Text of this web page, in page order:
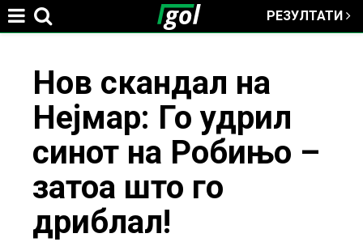
РЕЗУЛТАТИ
here
Нов скандал на
Нејмар: Го удрил
синот на Робињо –
затоа што го
дриблал!